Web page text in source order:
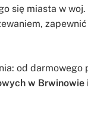
się miasta w
od darmowego
w Brwinowie